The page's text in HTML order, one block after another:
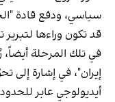
سياسي، ودفع قادة
قد تكون وراءها
في تلك المرحلة أيضاً،
إيران"، في إشارة
أيديولوجي عابر